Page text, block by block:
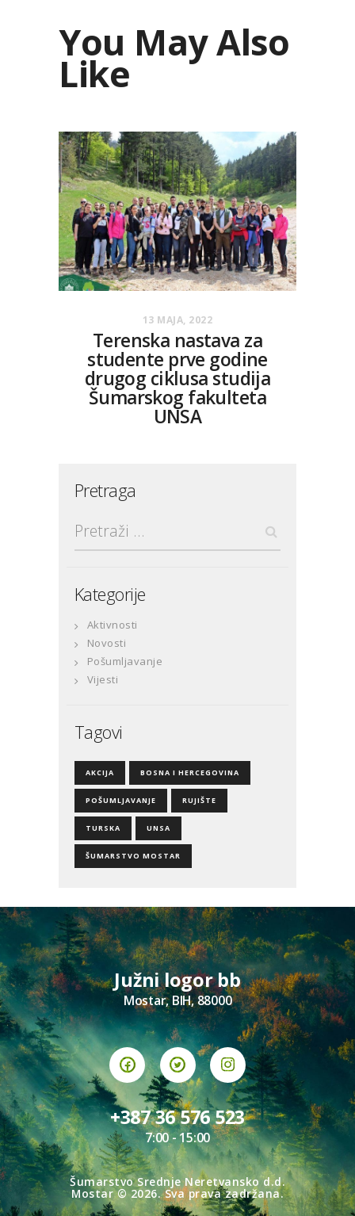
You May Also
Like
13 MAJA, 2022
Terenska nastava za
studente prve godine
drugog ciklusa studija
Šumarskog fakulteta
UNSA
Pretraga
Kategorije
Aktivnosti
Novosti
Pošumljavanje
Vijesti
Tagovi
AKCIJA BOSNA I HERCEGOVINA
POŠUMLJAVANJE RUJIŠTE
TURSKA UNSA
ŠUMARSTVO MOSTAR
Južni logor bb
Mostar, BIH, 88000
+387 36 576 523
7:00 - 15:00
Šumarstvo Srednje Neretvansko d.d.
Mostar© 2026. Sva prava zadržana.